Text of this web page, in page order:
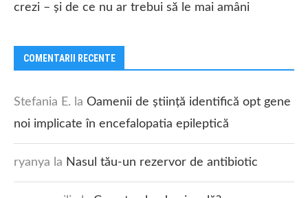
crezi – și de ce nu ar trebui să le mai amâni
COMENTARII RECENTE
Stefania E. la Oamenii de știință identifică opt gene
noi implicate în encefalopatia epileptică
ryanya la Nasul tău-un rezervor de antibiotic